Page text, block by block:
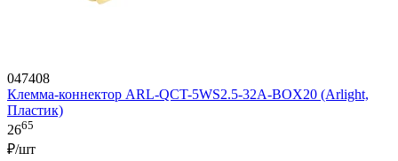
047408
Клемма-коннектор ARL-QCT-5WS2.5-32A-BOX20 (Arlight,
Пластик)
2665
₽/шт